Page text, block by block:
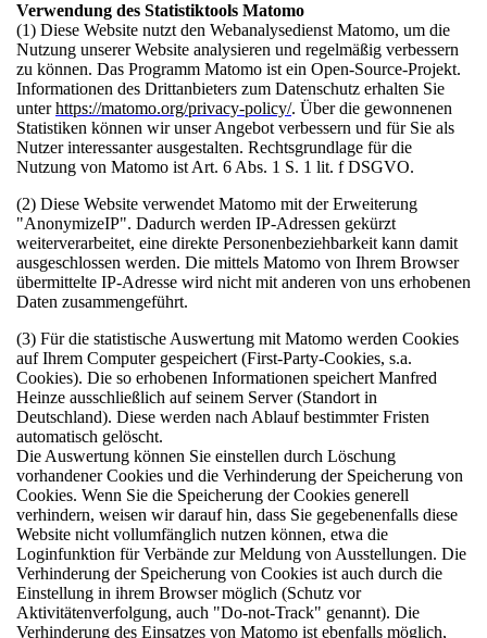
Verwendung des Statistiktools Matomo
(1) Diese Website nutzt den Webanalysedienst Matomo, um die
Nutzung unserer Website analysieren und regelmäßig verbessern
zu können. Das Programm Matomo ist ein Open-Source-Projekt.
Informationen des Drittanbieters zum Datenschutz erhalten Sie
unterhttps://matomo.org/privacy-policy/. Über die gewonnenen
Statistiken können wir unser Angebot verbessern und für Sie als
Nutzer interessanter ausgestalten. Rechtsgrundlage für die
Nutzung von Matomo ist Art. 6 Abs. 1 S. 1 lit. f DSGVO.
(2) Diese Website verwendet Matomo mit der Erweiterung
"AnonymizeIP". Dadurch werden IP-Adressen gekürzt
weiterverarbeitet, eine direkte Personenbeziehbarkeit kann damit
ausgeschlossen werden. Die mittels Matomo von Ihrem Browser
übermittelte IP-Adresse wird nicht mit anderen von uns erhobenen
Daten zusammengeführt.
(3) Für die statistische Auswertung mit Matomo werden Cookies
auf Ihrem Computer gespeichert (First-Party-Cookies, s.a.
Cookies). Die so erhobenen Informationen speichert Manfred
Heinze ausschließlich auf seinem Server (Standort in
Deutschland). Diese werden nach Ablauf bestimmter Fristen
automatisch gelöscht.
Die Auswertung können Sie einstellen durch Löschung
vorhandener Cookies und die Verhinderung der Speicherung von
Cookies. Wenn Sie die Speicherung der Cookies generell
verhindern, weisen wir darauf hin, dass Sie gegebenenfalls diese
Website nicht vollumfänglich nutzen können, etwa die
Loginfunktion für Verbände zur Meldung von Ausstellungen. Die
Verhinderung der Speicherung von Cookies ist auch durch die
Einstellung in ihrem Browser möglich (Schutz vor
Aktivitätenverfolgung, auch "Do-not-Track" genannt). Die
Verhinderung des Einsatzes von Matomo ist ebenfalls möglich,